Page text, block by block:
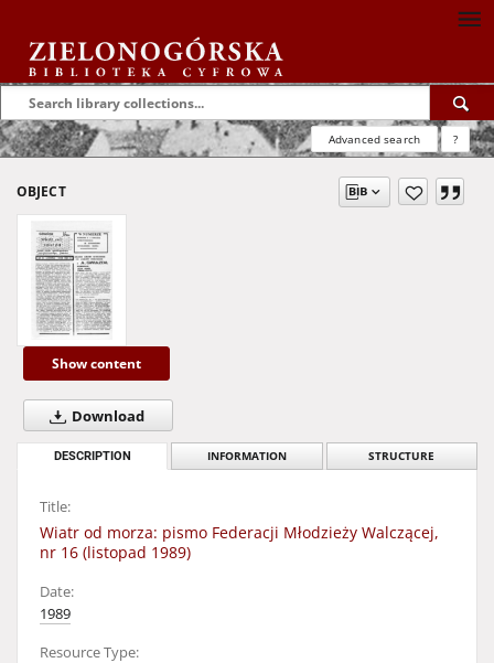
Advanced search ?
OBJECT
Show content
Download
DESCRIPTION INFORMATION STRUCTURE
Title:
Wiatr od morza: pismo Federacji Młodzieży Walczącej,
nr 16 (listopad 1989)
Date:
1989
Resource Type: